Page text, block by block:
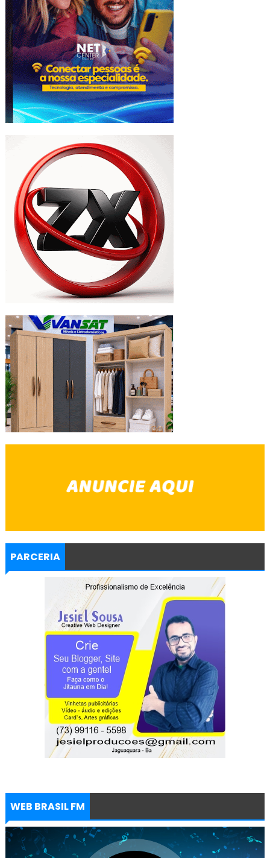
PARCERIA
WEB BRASIL FM